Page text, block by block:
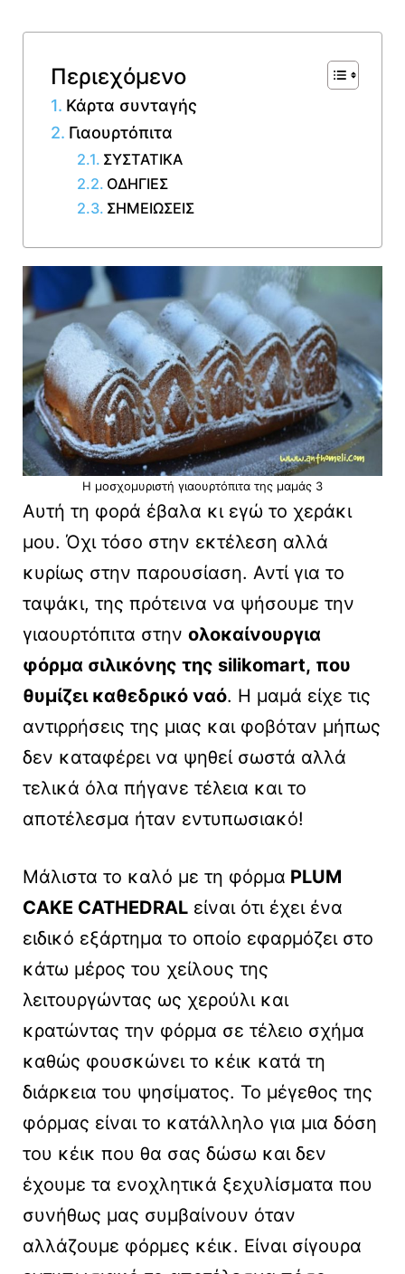
Περιεχόμενο
Κάρτα συνταγής
Γιαουρτόπιτα
ΣΥΣΤΑΤΙΚΑ
ΟΔΗΓΙΕΣ
ΣΗΜΕΙΩΣΕΙΣ
Η μοσχομυριστή γιαουρτόπιτα της μαμάς 3
Αυτή τη φορά έβαλα κι εγώ το χεράκι
μου. Όχι τόσο στην εκτέλεση αλλά
κυρίως στην παρουσίαση. Αντί για το
ταψάκι, της πρότεινα να ψήσουμε την
γιαουρτόπιτα στην ολοκαίνουργια
φόρμα σιλικόνης της silikomart, που
θυμίζει καθεδρικό ναό. Η μαμά είχε τις
αντιρρήσεις της μιας και φοβόταν μήπως
δεν καταφέρει να ψηθεί σωστά αλλά
τελικά όλα πήγανε τέλεια και το
αποτέλεσμα ήταν εντυπωσιακό!
Μάλιστα το καλό με τη φόρμα PLUM
CAKE CATHEDRAL είναι ότι έχει ένα
ειδικό εξάρτημα το οποίο εφαρμόζει στο
κάτω μέρος του χείλους της
λειτουργώντας ως χερούλι και
κρατώντας την φόρμα σε τέλειο σχήμα
καθώς φουσκώνει το κέικ κατά τη
διάρκεια του ψησίματος. Το μέγεθος της
φόρμας είναι το κατάλληλο για μια δόση
του κέικ που θα σας δώσω και δεν
έχουμε τα ενοχλητικά ξεχυλίσματα που
συνήθως μας συμβαίνουν όταν
αλλάζουμε φόρμες κέικ. Είναι σίγουρα